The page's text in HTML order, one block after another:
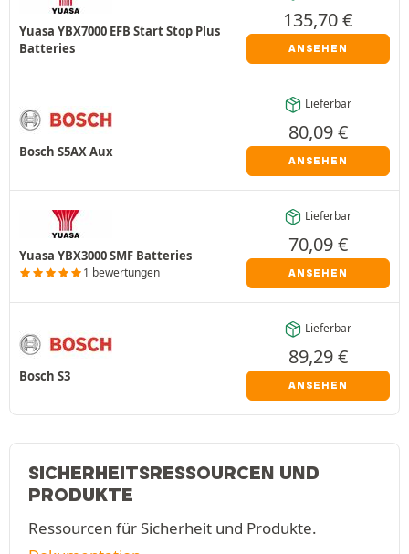
Yuasa YBX7000 EFB Start Stop Plus
Batteries
135,70€
ANSEHEN
Bosch S5AX Aux
Lieferbar
80,09€
ANSEHEN
Yuasa YBX3000 SMF Batteries
1 bewertungen
Lieferbar
70,09€
ANSEHEN
Bosch S3
Lieferbar
89,29€
ANSEHEN
SICHERHEITSRESSOURCEN UND
PRODUKTE
Ressourcen für Sicherheit und Produkte.